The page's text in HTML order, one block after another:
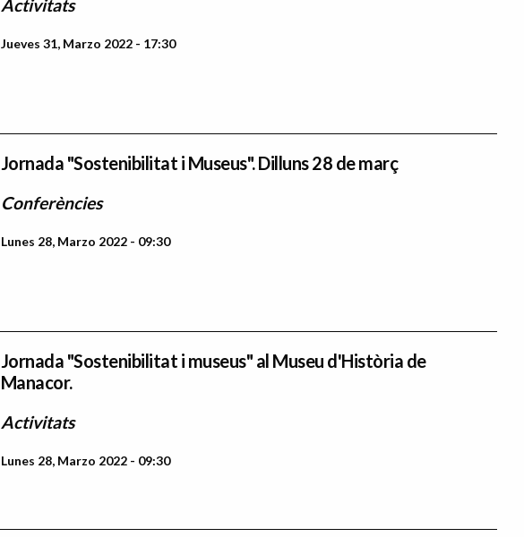
Activitats
Jueves 31, Marzo 2022 - 17:30
Jornada "Sostenibilitat i Museus". Dilluns 28 de març
Conferències
Lunes 28, Marzo 2022 - 09:30
Jornada "Sostenibilitat i museus" al Museu d'Història de
Manacor.
Activitats
Lunes 28, Marzo 2022 - 09:30